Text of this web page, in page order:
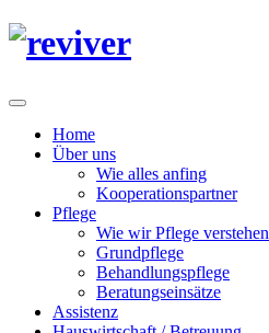
Home
Über uns
Wie alles anfing
Kooperationspartner
Pflege
Wie wir Pflege verstehen
Grundpflege
Behandlungspflege
Beratungseinsätze
Assistenz